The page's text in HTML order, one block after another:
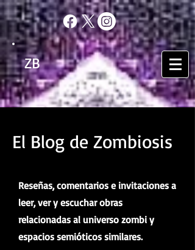
ZB
El Blog de Zombiosis
Reseñas, comentarios e invitaciones a
leer, ver y escuchar obras
relacionadas al universo zombi y
espacios semióticos similares.